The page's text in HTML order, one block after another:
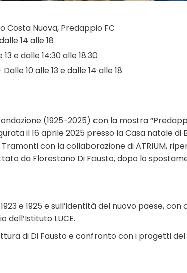
Costa Nuova, Predappio FC
14 alle 18
e dalle 14:30 alle 18:30
10 alle 13 e dalle 14 alle 18
(1925-2025) con la mostra
il 16 aprile 2025 presso la Casa natale di
con la collaborazione di ATRIUM,
da Florestano Di Fausto, dopo lo
e 1925 e sull’identità del nuovo paese, con
dell’Istituto LUCE.
di Di Fausto e confronto con i progetti del